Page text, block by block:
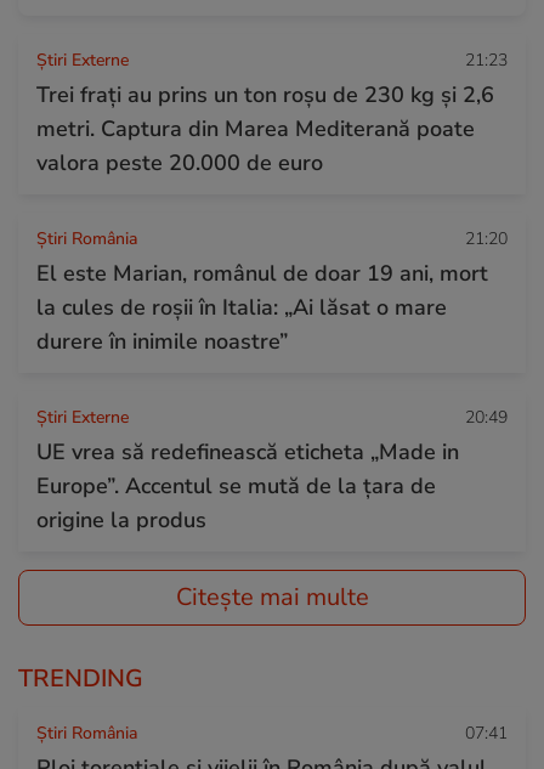
Știri Externe 21:23
Trei frați au prins un ton roșu de 230 kg și 2,6
metri. Captura din Marea Mediterană poate
valora peste 20.000 de euro
Știri România 21:20
El este Marian, românul de doar 19 ani, mort
la cules de roșii în Italia: „Ai lăsat o mare
durere în inimile noastre”
Știri Externe 20:49
UE vrea să redefinească eticheta „Made in
Europe”. Accentul se mută de la țara de
origine la produs
Citește mai multe
TRENDING
Știri România 07:41